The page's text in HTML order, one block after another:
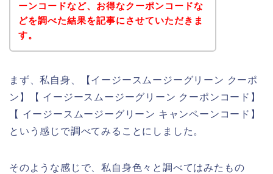
ーンコードなど、お得なクーポンコードな
どを調べた結果を記事にさせていただきま
す。
まず、私自身、【イージースムージーグリーン クーポ
ン】【 イージースムージーグリーン クーポンコード】
【 イージースムージーグリーン キャンペーンコード】
という感じで調べてみることにしました。
そのような感じで、私自身色々と調べてはみたもの